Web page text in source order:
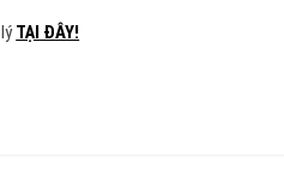
TẠI ĐÂY!